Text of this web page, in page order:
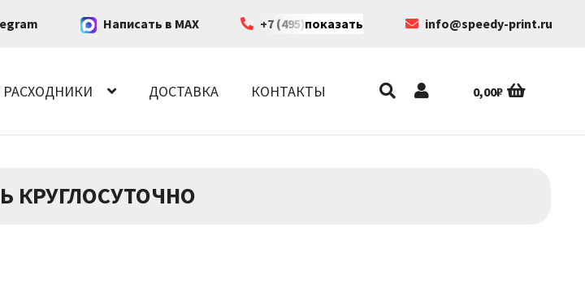
Написать в MAX +7 (495) 199-63-35
показать info@speedy-print.ru
РАСХОДНИКИ ДОСТАВКА КОНТАКТЫ 0,00₽
КРУГЛОСУТОЧНО